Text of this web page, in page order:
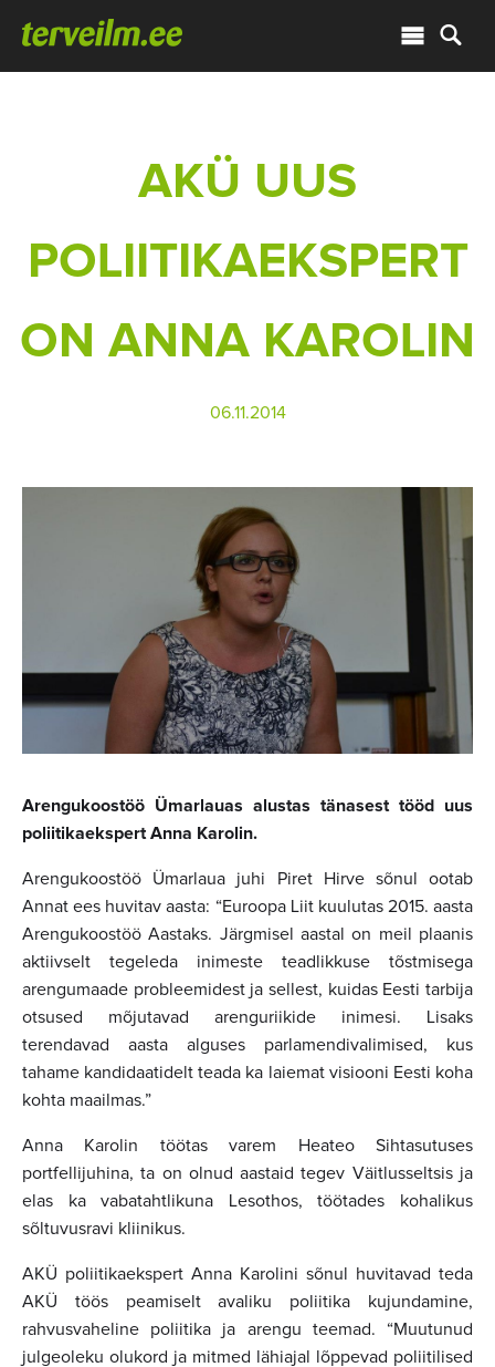
AKÜ UUS
POLIITIKAEKSPERT
ON ANNA KAROLIN
06.11.2014
Arengukoostöö Ümarlauas alustas tänasest tööd uus
poliitikaekspert Anna Karolin.
Arengukoostöö Ümarlaua juhi Piret Hirve sõnul ootab
Annat ees huvitav aasta: “Euroopa Liit kuulutas 2015. aasta
Arengukoostöö Aastaks. Järgmisel aastal on meil plaanis
aktiivselt tegeleda inimeste teadlikkuse tõstmisega
arengumaade probleemidest ja sellest, kuidas Eesti tarbija
otsused mõjutavad arenguriikide inimesi. Lisaks
terendavad aasta alguses parlamendivalimised, kus
tahame kandidaatidelt teada ka laiemat visiooni Eesti koha
kohta maailmas.”
Anna Karolin töötas varem Heateo Sihtasutuses
portfellijuhina, ta on olnud aastaid tegev Väitlusseltsis ja
elas ka vabatahtlikuna Lesothos, töötades kohalikus
sõltuvusravi kliinikus.
AKÜ poliitikaekspert Anna Karolini sõnul huvitavad teda
AKÜ töös peamiselt avaliku poliitika kujundamine,
rahvusvaheline poliitika ja arengu teemad. “Muutunud
julgeoleku olukord ja mitmed lähiajal lõppevad poliitilised